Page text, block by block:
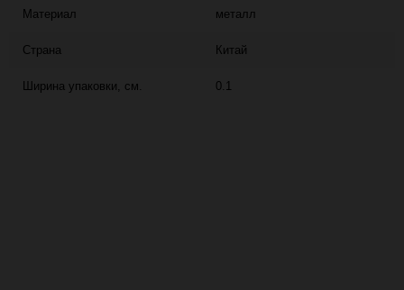
Материал металл
Страна Китай
Ширина упаковки, см. 0.1